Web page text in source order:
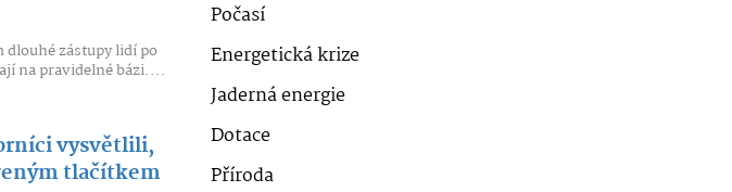
zástupy lidí po
na pravidelné bázi....
vysvětlili,
tlačítkem
Počasí
Energetická krize
Jaderná energie
Dotace
Příroda